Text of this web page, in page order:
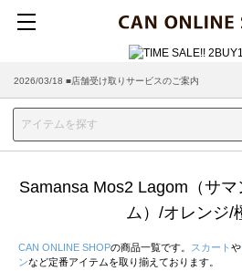
2026/03/18 ■店舗受け取りサービスのご案内
Samansa Mos2 Lagom（サ
ム）/オレンジ/
CAN ONLINE SHOPの商品一覧です。 スカート や
ンなど定番アイテムを取り揃えております。